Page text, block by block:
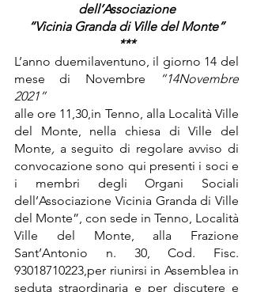
dell’Associazione
“Vicinia Granda di Ville del Monte”
***
L’anno duemilaventuno, il giorno 14 del
mese di Novembre
“14Novembre
2021”
alle ore 11,30,in Tenno, alla Località Ville
del Monte, nella chiesa di Ville del
Monte, a seguito di regolare avviso di
convocazione sono qui presenti i soci e
i membri degli Organi Sociali
dell’Associazione Vicinia Granda di Ville
del Monte”, con sede in Tenno, Località
Ville del Monte, alla Frazione
Sant’Antonio n. 30, Cod. Fisc.
93018710223,per riunirsi in Assemblea in
seduta straordinaria e per discutere e